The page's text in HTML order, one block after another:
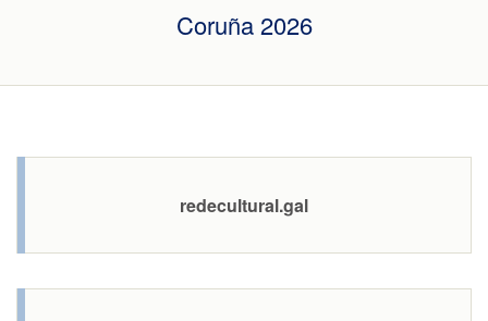
Coruña 2026
redecultural.gal